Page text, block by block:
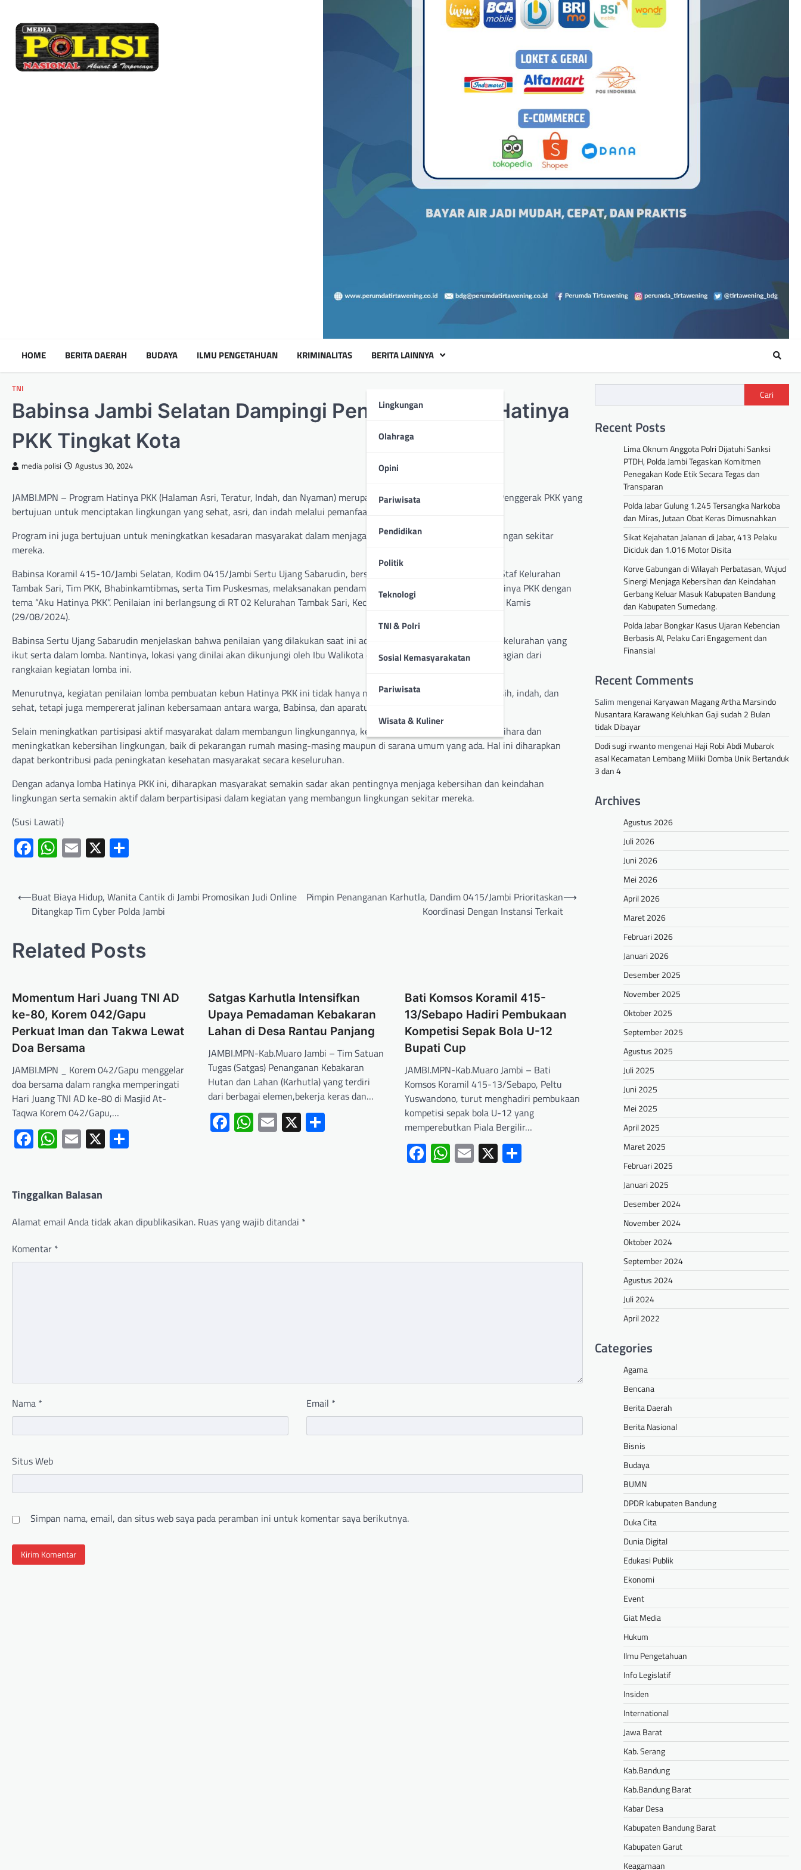
HOME BERITA DAERAH BUDAYA ILMU PENGETAHUAN KRIMINALITAS BERITA LAINNYA
Lingkungan
Olahraga
Opini
Pariwisata
Pendidikan
Politik
Teknologi
TNI & Polri
Sosial Kemasyarakatan
Pariwisata
Wisata & Kuliner
TNI
Babinsa Jambi Selatan Dampingi Penilaian Lomba Hatinya
PKK Tingkat Kota
media polisi Agustus 30, 2024
JAMBI.MPN – Program Hatinya PKK (Halaman Asri, Teratur, Indah, dan Nyaman) merupakan salah satu inisiatif dari Tim Penggerak PKK yang
bertujuan untuk menciptakan lingkungan yang sehat, asri, dan indah melalui pemanfaatan pekarangan rumah.
Program ini juga bertujuan untuk meningkatkan kesadaran masyarakat dalam menjaga kebersihan dan keindahan lingkungan sekitar
mereka.
Babinsa Koramil 415-10/Jambi Selatan, Kodim 0415/Jambi Sertu Ujang Sabarudin, bersama Staf Kecamatan, Lurah dan Staf Kelurahan
Tambak Sari, Tim PKK, Bhabinkamtibmas, serta Tim Puskesmas, melaksanakan pendampingan dalam penilaian lomba Hatinya PKK dengan
tema “Aku Hatinya PKK”. Penilaian ini berlangsung di RT 02 Kelurahan Tambak Sari, Kecamatan Jambi Selatan kota Jambi, Kamis
(29/08/2024).
Babinsa Sertu Ujang Sabarudin menjelaskan bahwa penilaian yang dilakukan saat ini adalah yang pertama dari beberapa kelurahan yang
ikut serta dalam lomba. Nantinya, lokasi yang dinilai akan dikunjungi oleh Ibu Walikota dan Ibu Gubernur Jambi sebagai bagian dari
rangkaian kegiatan lomba ini.
Menurutnya, kegiatan penilaian lomba pembuatan kebun Hatinya PKK ini tidak hanya menciptakan lingkungan yang bersih, indah, dan
sehat, tetapi juga mempererat jalinan kebersamaan antara warga, Babinsa, dan aparatur lainnya.
Selain meningkatkan partisipasi aktif masyarakat dalam membangun lingkungannya, kegiatan ini juga membantu memelihara dan
meningkatkan kebersihan lingkungan, baik di pekarangan rumah masing-masing maupun di sarana umum yang ada. Hal ini diharapkan
dapat berkontribusi pada peningkatan kesehatan masyarakat secara keseluruhan.
Dengan adanya lomba Hatinya PKK ini, diharapkan masyarakat semakin sadar akan pentingnya menjaga kebersihan dan keindahan
lingkungan serta semakin aktif dalam berpartisipasi dalam kegiatan yang membangun lingkungan sekitar mereka.
(Susi Lawati)
Facebook
WhatsApp
Email
X
⟵Buat Biaya Hidup, Wanita Cantik di Jambi Promosikan Judi Online
Ditangkap Tim Cyber Polda Jambi
Pimpin Penanganan Karhutla, Dandim 0415/Jambi Prioritaskan
Koordinasi Dengan Instansi Terkait
⟶
Related Posts
Momentum Hari Juang TNI AD
ke-80, Korem 042/Gapu
Perkuat Iman dan Takwa Lewat
Doa Bersama
JAMBI.MPN _ Korem 042/Gapu menggelar
doa bersama dalam rangka memperingati
Hari Juang TNI AD ke-80 di Masjid At-
Taqwa Korem 042/Gapu,…
Facebook
WhatsApp
Email
X
Satgas Karhutla Intensifkan
Upaya Pemadaman Kebakaran
Lahan di Desa Rantau Panjang
JAMBI.MPN-Kab.Muaro Jambi – Tim Satuan
Tugas (Satgas) Penanganan Kebakaran
Hutan dan Lahan (Karhutla) yang terdiri
dari berbagai elemen,bekerja keras dan…
Facebook
WhatsApp
Email
X
Bati Komsos Koramil 415-
13/Sebapo Hadiri Pembukaan
Kompetisi Sepak Bola U-12
Bupati Cup
JAMBI.MPN-Kab.Muaro Jambi – Bati
Komsos Koramil 415-13/Sebapo, Peltu
Yuswandono, turut menghadiri pembukaan
kompetisi sepak bola U-12 yang
memperebutkan Piala Bergilir…
Facebook
WhatsApp
Email
X Share
Tinggalkan Balasan
Alamat email Anda tidak akan dipublikasikan. Ruas yang wajib ditandai *
Komentar *
Nama * Email *
Situs Web
Simpan nama, email, dan situs web saya pada peramban ini untuk komentar saya berikutnya.
Cari
Recent Posts
Lima Oknum Anggota Polri Dijatuhi Sanksi
PTDH, Polda Jambi Tegaskan Komitmen
Penegakan Kode Etik Secara Tegas dan
Transparan
Polda Jabar Gulung 1.245 Tersangka Narkoba
dan Miras, Jutaan Obat Keras Dimusnahkan
Sikat Kejahatan Jalanan di Jabar, 413 Pelaku
Diciduk dan 1.016 Motor Disita
Korve Gabungan di Wilayah Perbatasan, Wujud
Sinergi Menjaga Kebersihan dan Keindahan
Gerbang Keluar Masuk Kabupaten Bandung
dan Kabupaten Sumedang.
Polda Jabar Bongkar Kasus Ujaran Kebencian
Berbasis AI, Pelaku Cari Engagement dan
Finansial
Recent Comments
Salim mengenai Karyawan Magang Artha Marsindo
Nusantara Karawang Keluhkan Gaji sudah 2 Bulan
tidak Dibayar
Dodi sugi irwantomengenai Haji Robi Abdi Mubarok
asal Kecamatan Lembang Miliki Domba Unik Bertanduk
3 dan 4
Archives
Agustus 2026
Juli 2026
Juni 2026
Mei 2026
April 2026
Maret 2026
Februari 2026
Januari 2026
Desember 2025
November 2025
Oktober 2025
September 2025
Agustus 2025
Juli 2025
Juni 2025
Mei 2025
April 2025
Maret 2025
Februari 2025
Januari 2025
Desember 2024
November 2024
Oktober 2024
September 2024
Agustus 2024
Juli 2024
April 2022
Categories
Agama
Bencana
Berita Daerah
Berita Nasional
Bisnis
Budaya
BUMN
DPDR kabupaten Bandung
Duka Cita
Dunia Digital
Edukasi Publik
Ekonomi
Event
Giat Media
Hukum
Ilmu Pengetahuan
Info Legislatif
Insiden
International
Jawa Barat
Kab. Serang
Kab.Bandung
Kab.Bandung Barat
Kabar Desa
Kabupaten Bandung Barat
Kabupaten Garut
Keagamaan